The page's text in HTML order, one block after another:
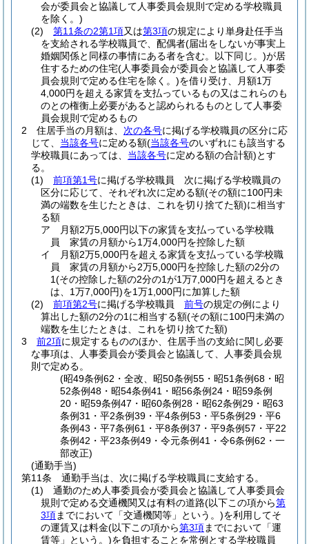
会が委員会と協議して人事委員会規則で定める学校職員
を除く。)
(2)
第11条の2第1項又は第3項の規定により単身赴任手当
を支給される学校職員で、配偶者(届出をしないが事実上
婚姻関係と同様の事情にある者を含む。以下同じ。)が居
住するための住宅(人事委員会が委員会と協議して人事委
員会規則で定める住宅を除く。)を借り受け、月額1万
4,000円を超える家賃を支払っているもの又はこれらのも
のとの権衡上必要があると認められるものとして人事委
員会規則で定めるもの
2
住居手当の月額は、 次の各号に掲げる学校職員の区分に応
じて、 当該各号に定める額(当該各号のいずれにも該当する
学校職員にあっては、 当該各号に定める額の合計額)とす
る。
(1)
前項第1号に掲げる学校職員 次に掲げる学校職員の
区分に応じて、それぞれ次に定める額(その額に100円未
満の端数を生じたときは、これを切り捨てた額)に相当す
る額
ア
月額2万5,000円以下の家賃を支払っている学校職
員 家賃の月額から1万4,000円を控除した額
イ
月額2万5,000円を超える家賃を支払っている学校職
員 家賃の月額から2万5,000円を控除した額の2分の
1(その控除した額の2分の1が1万7,000円を超えるとき
は、1万7,000円)を1万1,000円に加算した額
(2)
前項第2号に掲げる学校職員 前号の規定の例により
算出した額の2分の1に相当する額(その額に100円未満の
端数を生じたときは、これを切り捨てた額)
3
前2項に規定するもののほか、住居手当の支給に関し必要
な事項は、人事委員会が委員会と協議して、人事委員会規
則で定める。
(昭49条例62・全改、昭50条例55・昭51条例68・昭
52条例48・昭54条例41・昭56条例24・昭59条例
20・昭59条例47・昭60条例28・昭62条例29・昭63
条例31・平2条例39・平4条例53・平5条例29・平6
条例43・平7条例61・平8条例37・平9条例57・平22
条例42・平23条例49・令元条例41・令6条例62・一
部改正)
(通勤手当)
第11条
通勤手当は、次に掲げる学校職員に支給する。
(1)
通勤のため人事委員会が委員会と協議して人事委員会
規則で定める交通機関又は有料の道路(以下この項から第
3項までにおいて「交通機関等」という。)を利用してそ
の運賃又は料金(以下この項から第3項までにおいて「運
賃等」という。)を負担することを常例とする学校職員